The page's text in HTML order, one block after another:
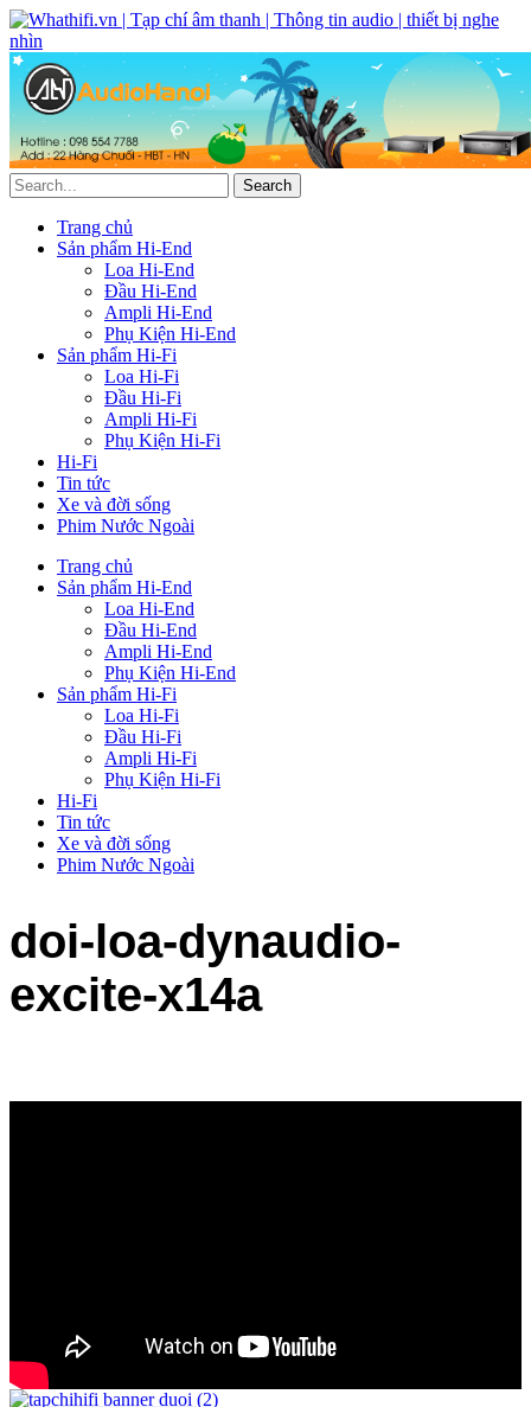
Trang chủ
Sản phẩm Hi-End
Loa Hi-End
Đầu Hi-End
Ampli Hi-End
Phụ Kiện Hi-End
Sản phẩm Hi-Fi
Loa Hi-Fi
Đầu Hi-Fi
Ampli Hi-Fi
Phụ Kiện Hi-Fi
Hi-Fi
Tin tức
Xe và đời sống
Phim Nước Ngoài
Trang chủ
Sản phẩm Hi-End
Loa Hi-End
Đầu Hi-End
Ampli Hi-End
Phụ Kiện Hi-End
Sản phẩm Hi-Fi
Loa Hi-Fi
Đầu Hi-Fi
Ampli Hi-Fi
Phụ Kiện Hi-Fi
Hi-Fi
Tin tức
Xe và đời sống
Phim Nước Ngoài
doi-loa-dynaudio-
excite-x14a